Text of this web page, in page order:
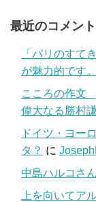
最近のコメント
「パリのすて
が魅力的です。
こころの作文
偉大なる勝村
ドイツ・ヨー
タ？ に
中島ハルコさ
上を向いてア